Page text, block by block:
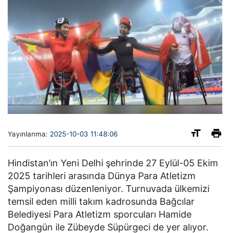
Yayınlanma: 2025-10-03 11:48:06
Hindistan’ın Yeni Delhi şehrinde 27 Eylül-05 Ekim
2025 tarihleri arasında Dünya Para Atletizm
Şampiyonası düzenleniyor. Turnuvada ülkemizi
temsil eden milli takım kadrosunda Bağcılar
Belediyesi Para Atletizm sporcuları Hamide
Doğangün ile Zübeyde Süpürgeci de yer alıyor.